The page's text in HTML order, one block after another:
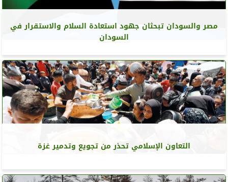
مصر والسودان تبحثان جهود استعادة السلام والاستقرار في
السودان
التعاون الإسلامي تحذر من تجويع وتدمير غزة